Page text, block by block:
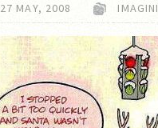
27 MAY, 2008 IMAGINI